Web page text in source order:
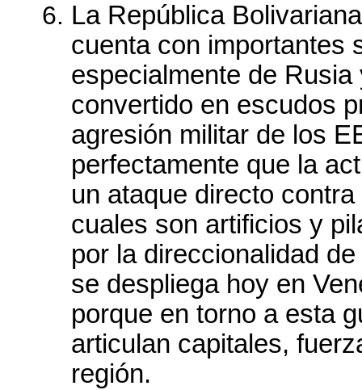
La República
cuenta con importantes
especialmente de
convertido en escudos
agresión militar de los
perfectamente que la
un ataque directo
cuales son artificios y
por la direccionalidad
se despliega hoy en
porque en torno a esta
articulan capitales,
región.